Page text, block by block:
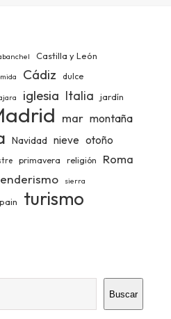
Castilla y León
Cádiz dulce
iglesia Italia jardín
mar montaña
Navidad nieve otoño
primavera religión Roma
sierra
turismo
Buscar